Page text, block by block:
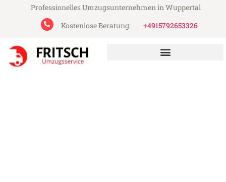
Professionelles Umzugsunternehmen in Wuppertal
Kostenlose Beratung:
+4915792653326